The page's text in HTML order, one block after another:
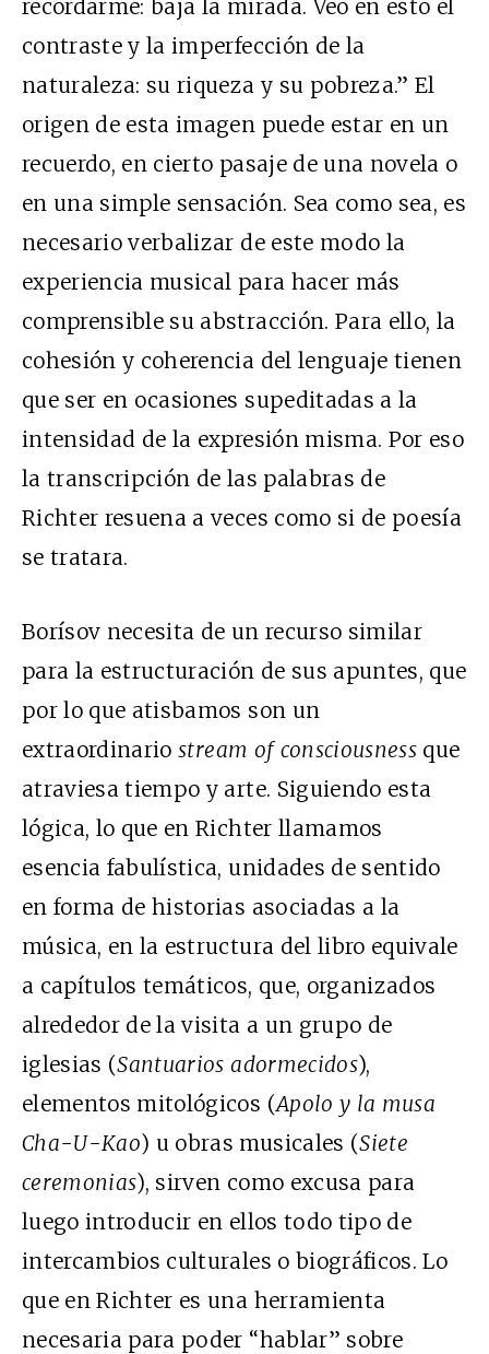
recordarme: baja la mirada. Veo en esto el
contraste y la imperfección de la
naturaleza: su riqueza y su pobreza.” El
origen de esta imagen puede estar en un
recuerdo, en cierto pasaje de una novela o
en una simple sensación. Sea como sea, es
necesario verbalizar de este modo la
experiencia musical para hacer más
comprensible su abstracción. Para ello, la
cohesión y coherencia del lenguaje tienen
que ser en ocasiones supeditadas a la
intensidad de la expresión misma. Por eso
la transcripción de las palabras de
Richter resuena a veces como si de poesía
se tratara.
Borísov necesita de un recurso similar
para la estructuración de sus apuntes, que
por lo que atisbamos son un
extraordinariostream of consciousness que
atraviesa tiempo y arte. Siguiendo esta
lógica, lo que en Richter llamamos
esencia fabulística, unidades de sentido
en forma de historias asociadas a la
música, en la estructura del libro equivale
a capítulos temáticos, que, organizados
alrededor de la visita a un grupo de
iglesias (Santuarios adormecidos),
elementos mitológicos (Apolo y la musa
Cha-U-Kao) u obras musicales (Siete
ceremonias), sirven como excusa para
luego introducir en ellos todo tipo de
intercambios culturales o biográficos. Lo
que en Richter es una herramienta
necesaria para poder “hablar” sobre